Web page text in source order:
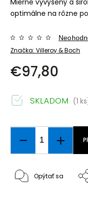
optimálne na rôzne
Značka: Villeroy & Boch
€97,80
SKLADOM (1
Opýtať sa